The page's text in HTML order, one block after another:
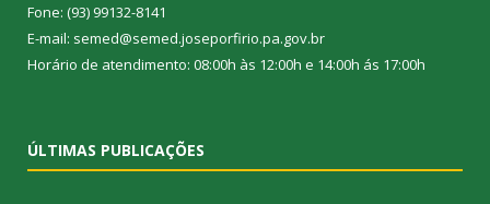
Fone: (93) 99132-8141
E-mail: semed@semed.joseporfirio.pa.gov.br
Horário de atendimento: 08:00h às 12:00h e 14:00h ás 17:00h
ÚLTIMAS PUBLICAÇÕES